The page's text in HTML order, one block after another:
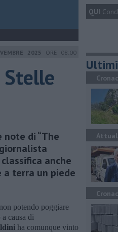
2025 ORE 08:00
Stelle
note di “The
anche
a terra un piede
potendo poggiare
causa di
ha comunque vinto
QUI